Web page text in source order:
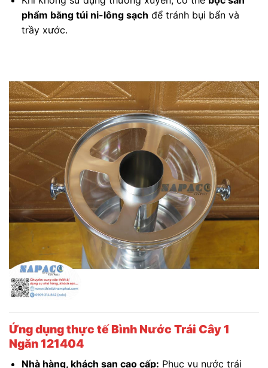
phẩm bằng túi ni-lông sạch để tránh bụi bẩn và
trầy xước.
Ứng dụng thực tế Bình Nước Trái Cây 1
Ngăn 121404
Nhà hàng, khách sạn cao cấp: Phục vụ nước trái